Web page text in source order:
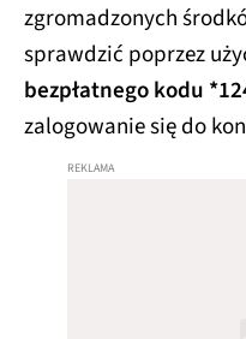
zgromadzonych
sprawdzić poprzez
bezpłatnego kodu
zalogowanie się do